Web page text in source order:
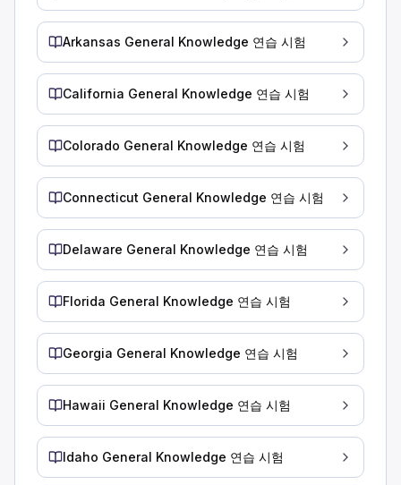
판 스프링의 1/4 이상이 파손된 경우 수리될 때까지 트럭을 운
위험물 운송에 관한 설명 중 옳은 것을 고르십시오.
위험 물질을 운반하는 모든 트럭에는 플래카드가 있어야 합니
위험물은 용기가 밀봉된 경우 일반 쓰레기통에 버릴 수 있습니
모든 위험물은 건강 및 안전에 위험을 초래합니다.
위험물은 종류에 관계없이 항상 건강과 안전에 위험합니다.
혈중 알코올 농도(BAC)를 알아내려면 다음을 알아야 합니다.
인간의 성장입니다.
알코올을 마시는 시간입니다.
인간의 무게입니다.
혈중 알코올 농도를 계산하려면 체중을 알아야 합니다. 체중
핸들을 잡는 올바른 방법은 무엇입니까?
한 손은 핸들 위에 놓고 다른 손은 무릎 위에 놓습니다.
무릎을 사용하여 라디오를 조정하는 동안 손을 사용합니다.
두 손으로 핸들의 반대쪽을 잡습니다.
올바른 운전대 잡는 방법은 양손을 운전대의 반대쪽에 위치시
약물 사용에 대한 설명 중 옳은 것은 무엇입니까?
짧은 거리를 운전하는 경우 약물 복용은 안전합니다.
약물 사용은 사고 및/또는 체포로 이어질 수 있습니다.
약물은 운전 능력에 영향을 미치지 않습니다.
약물을 복용하면 운전이 위험해지고 사고가 발생하거나 체포
Arkansas General Knowledge 연습 시험
California General Knowledge 연습 시험
Colorado General Knowledge 연습 시험
Connecticut General Knowledge 연습 시험
Delaware General Knowledge 연습 시험
Florida General Knowledge 연습 시험
Georgia General Knowledge 연습 시험
Hawaii General Knowledge 연습 시험
Idaho General Knowledge 연습 시험